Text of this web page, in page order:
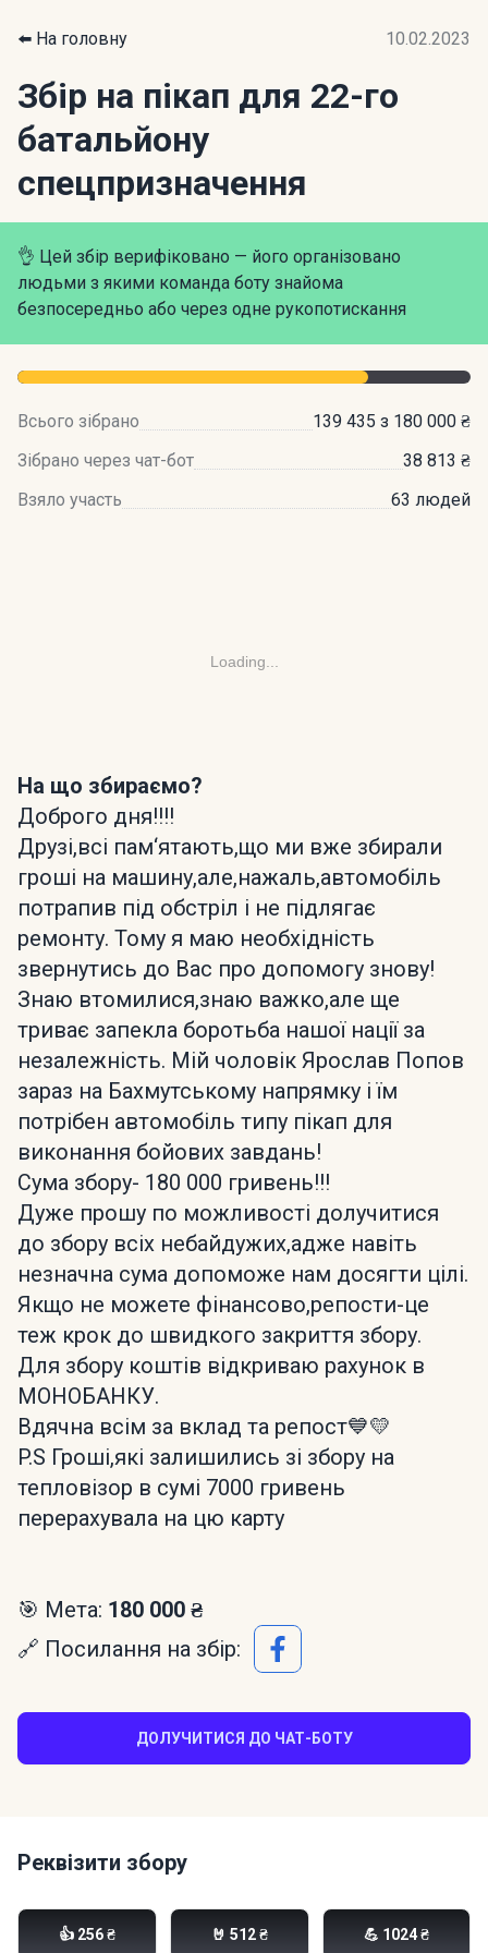
⬅️ На головну 10.02.2023
Збір на пікап для 22-го
батальйону
спецпризначення
👌 Цей збір верифіковано — його організовано
людьми з якими команда боту знайома
безпосередньо або через одне рукопотискання
Всього зібрано
139 435 з 180 000 ₴
Зібрано через чат-бот
38 813 ₴
Взяло участь
63 людей
Loading...
На що збираємо?
Доброго дня!!!!
Друзі,всі пам‘ятають,що ми вже збирали
гроші на машину,але,нажаль,автомобіль
потрапив під обстріл і не підлягає
ремонту. Тому я маю необхідність
звернутись до Вас про допомогу знову!
Знаю втомилися,знаю важко,але ще
триває запекла боротьба нашої нації за
незалежність. Мій чоловік Ярослав Попов
зараз на Бахмутському напрямку і їм
потрібен автомобіль типу пікап для
виконання бойових завдань!
Сума збору- 180 000 гривень!!!
Дуже прошу по можливості долучитися
до збору всіх небайдужих,адже навіть
незначна сума допоможе нам досягти цілі.
Якщо не можете фінансово,репости-це
теж крок до швидкого закриття збору.
Для збору коштів відкриваю рахунок в
МОНОБАНКУ.
Вдячна всім за вклад та репост💙💛
P.S Гроші,які залишились зі збору на
тепловізор в сумі 7000 гривень
перерахувала на цю карту
🎯 Мета: 180 000 ₴
🔗 Посилання на збір:
ДОЛУЧИТИСЯ ДО ЧАТ-БОТУ
Реквізити збору
Моно банка:
send.monobank.ua/jar/ADVdfcXVF8
👍 256 ₴ 🤘 512 ₴ 💪 1024 ₴